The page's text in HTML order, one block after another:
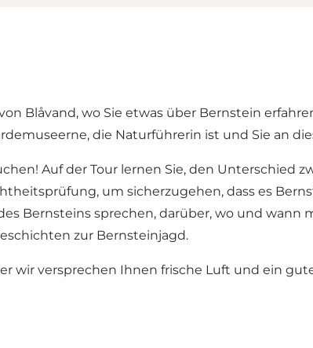
Blåvand, wo Sie etwas über Bernstein
die Naturführerin ist und Sie an
Auf der Tour lernen Sie, den Unterschied
um sicherzugehen, dass es
Bernsteins sprechen, darüber, wo und wann
zur Bernsteinjagd.
wir versprechen Ihnen frische Luft und ein